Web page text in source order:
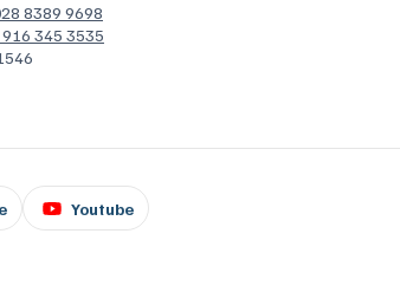
8389 9698
345 3535
Youtube